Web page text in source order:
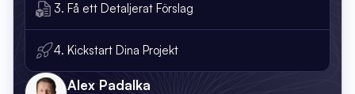
3. Få ett Detaljerat Förslag
4. Kickstart Dina Projekt
Alex Padalka